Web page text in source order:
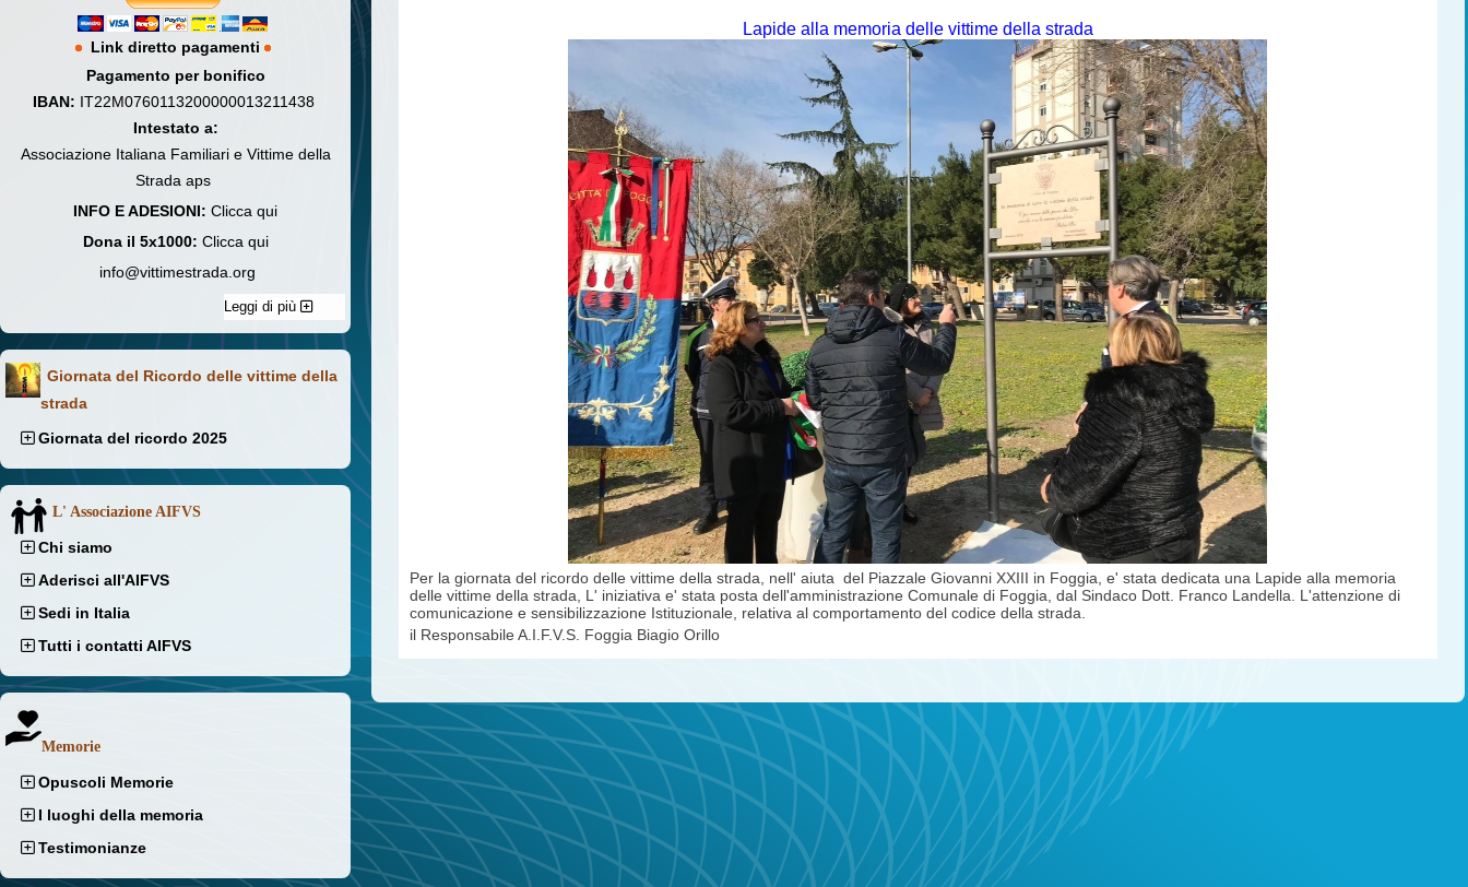
Link diretto pagamenti
Pagamento per bonifico
IBAN: IT22M0760113200000013211438
Intestato a:
Associazione Italiana Familiari e Vittime della
Strada aps
INFO E ADESIONI: Clicca qui
Dona il 5x1000: Clicca qui
info@vittimestrada.org
Leggi di più
Giornata del Ricordo delle vittime della
strada
Giornata del ricordo 2025
L' Associazione AIFVS
Chi siamo
Aderisci all'AIFVS
Sedi in Italia
Tutti i contatti AIFVS
Memorie
Opuscoli Memorie
I luoghi della memoria
Testimonianze
Lapide alla memoria delle vittime della strada
Per la giornata del ricordo delle vittime della strada, nell' aiuta del Piazzale Giovanni XXIII in Foggia, e' stata dedicata una Lapide alla memoria
delle vittime della strada, L' iniziativa e' stata posta dell'amministrazione Comunale di Foggia, dal Sindaco Dott. Franco Landella. L'attenzione di
comunicazione e sensibilizzazione Istituzionale, relativa al comportamento del codice della strada.
il Responsabile A.I.F.V.S. Foggia Biagio Orillo